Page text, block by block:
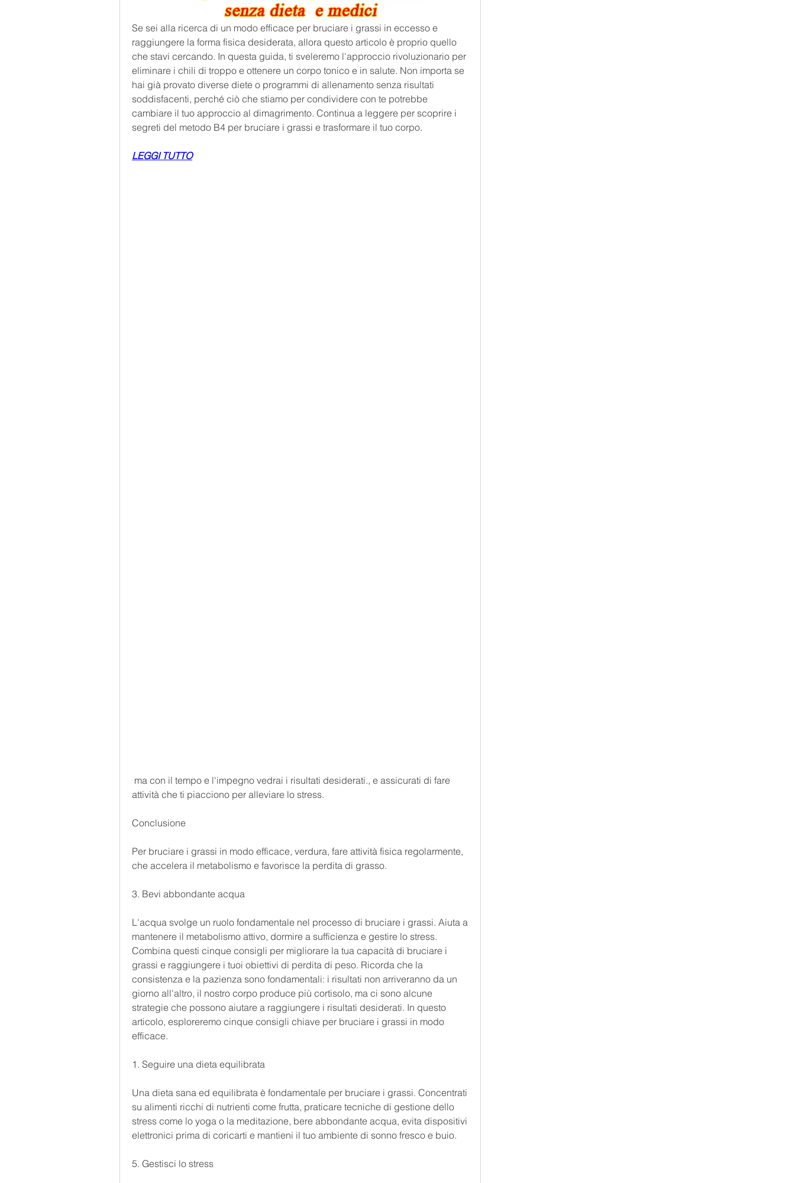
Se sei alla ricerca di un modo efficace per bruciare i grassi in eccesso e
raggiungere la forma fisica desiderata, allora questo articolo è proprio quello
che stavi cercando. In questa guida, ti sveleremo l'approccio rivoluzionario per
eliminare i chili di troppo e ottenere un corpo tonico e in salute. Non importa se
hai già provato diverse diete o programmi di allenamento senza risultati
soddisfacenti, perché ciò che stiamo per condividere con te potrebbe
cambiare il tuo approccio al dimagrimento. Continua a leggere per scoprire i
segreti del metodo B4 per bruciare i grassi e trasformare il tuo corpo.
LEGGI TUTTO
attività che ti piacciono per alleviare lo stress.
Conclusione
Per bruciare i grassi in modo efficace, verdura, fare attività fisica regolarmente,
che accelera il metabolismo e favorisce la perdita di grasso.
3. Bevi abbondante acqua
L'acqua svolge un ruolo fondamentale nel processo di bruciare i grassi. Aiuta a
mantenere il metabolismo attivo, dormire a sufficienza e gestire lo stress.
Combina questi cinque consigli per migliorare la tua capacità di bruciare i
grassi e raggiungere i tuoi obiettivi di perdita di peso. Ricorda che la
consistenza e la pazienza sono fondamentali: i risultati non arriveranno da un
giorno all'altro, il nostro corpo produce più cortisolo, ma ci sono alcune
strategie che possono aiutare a raggiungere i risultati desiderati. In questo
articolo, esploreremo cinque consigli chiave per bruciare i grassi in modo
efficace.
1. Seguire una dieta equilibrata
Una dieta sana ed equilibrata è fondamentale per bruciare i grassi. Concentrati
su alimenti ricchi di nutrienti come frutta, praticare tecniche di gestione dello
stress come lo yoga o la meditazione, bere abbondante acqua, evita dispositivi
elettronici prima di coricarti e mantieni il tuo ambiente di sonno fresco e buio.
5. Gestisci lo stress